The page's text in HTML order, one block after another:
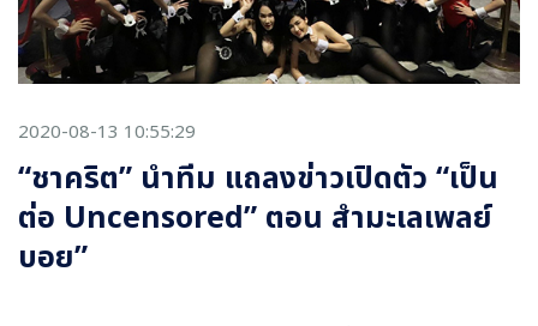
2020-08-13 10:55:29
“ชาคริต” นำทีม แถลงข่าวเปิดตัว “เป็น
ต่อ Uncensored” ตอน สำมะเลเพลย์
บอย”